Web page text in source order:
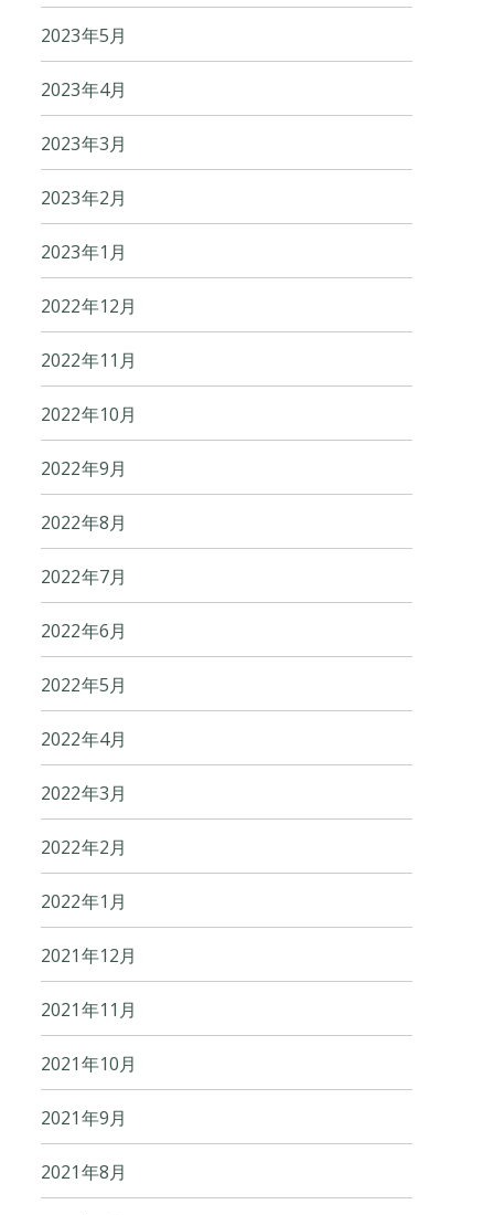
2023年5月
2023年4月
2023年3月
2023年2月
2023年1月
2022年12月
2022年11月
2022年10月
2022年9月
2022年8月
2022年7月
2022年6月
2022年5月
2022年4月
2022年3月
2022年2月
2022年1月
2021年12月
2021年11月
2021年10月
2021年9月
2021年8月